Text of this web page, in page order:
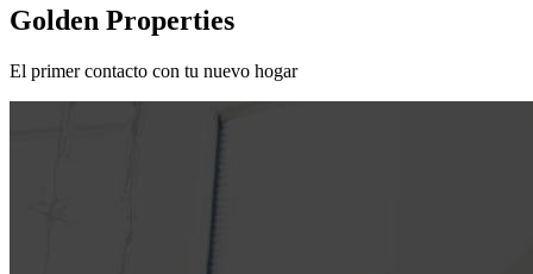
Golden Properties
El primer contacto con tu nuevo hogar